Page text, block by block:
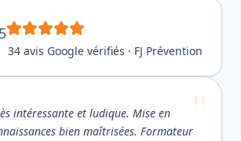
34 avis Google vérifiés · FJ Prévention
intéressante et ludique. Mise en
bien maîtrisées. Formateur